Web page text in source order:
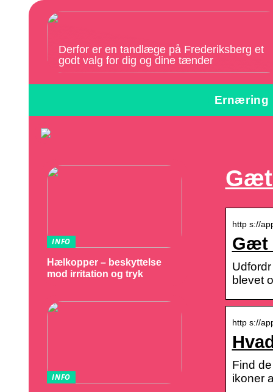
Derfor er en tandlæge på Frederiksberg et
godt valg for dig og dine tænder
Ernæring
Gæt
http s://
Gæt
blevet
http s://
Find
ikoner
INFO
Hælkopper – beskyttelse
mod irritation og tryk
INFO